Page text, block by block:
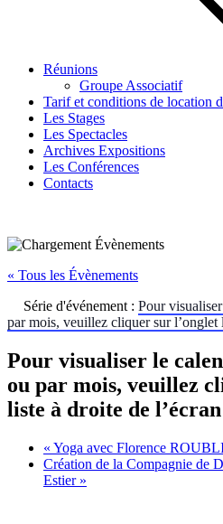
Réunions
Groupe Associatif
Tarif et conditions de location
Les Stages
Les Spectacles
Archives Expositions
Les Conférences
Contacts
« Tous les Évènements
Série d'événement : Pour
par mois, veuillez cliquer sur l’onglet
Pour visualiser le
ou par mois, veuillez
liste à droite de
« Yoga avec Florence
Création de la Compagnie de
Estier »